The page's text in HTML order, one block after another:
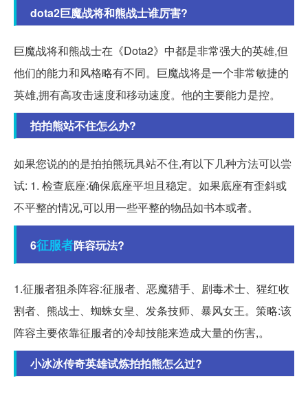
dota2巨魔战将和熊战士谁厉害?
巨魔战将和熊战士在《Dota2》中都是非常强大的英雄,但
他们的能力和风格略有不同。巨魔战将是一个非常敏捷的
英雄,拥有高攻击速度和移动速度。他的主要能力是控。
拍拍熊站不住怎么办?
如果您说的的是拍拍熊玩具站不住,有以下几种方法可以尝
试: 1. 检查底座:确保底座平坦且稳定。如果底座有歪斜或
不平整的情况,可以用一些平整的物品如书本或者。
6征服者阵容玩法?
1.征服者狙杀阵容:征服者、恶魔猎手、剧毒术士、猩红收
割者、熊战士、蜘蛛女皇、发条技师、暴风女王。策略:该
阵容主要依靠征服者的冷却技能来造成大量的伤害,。
小冰冰传奇英雄试炼拍拍熊怎么过?